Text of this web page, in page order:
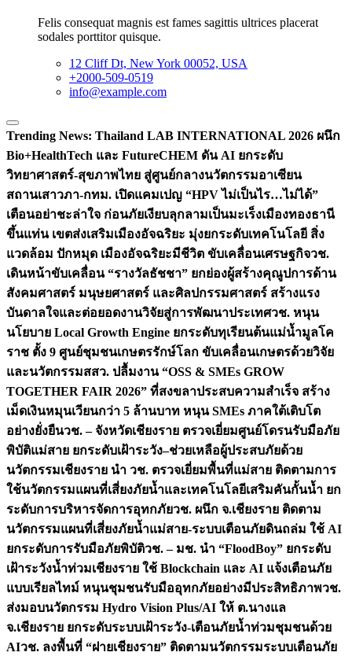
Felis consequat magnis est fames sagittis ultrices placerat
sodales porttitor quisque.
12 Cliff Dt, New York 00052, USA
+2000-509-0519
info@example.com
Trending News: Thailand LAB INTERNATIONAL 2026 ผนึก
Bio+HealthTech และ FutureCHEM ดัน AI ยกระดับ
วิทยาศาสตร์-สุขภาพไทย สู่ศูนย์กลางนวัตกรรมอาเซียน
สถานเสาวภา-กทม. เปิดแคมเปญ “HPV ไม่เป็นไร…ไม่ได้”
เตือนอย่าชะล่าใจ ก่อนภัยเงียบลุกลามเป็นมะเร็งเมืองทองธานี
ขึ้นแท่น เขตส่งเสริมเมืองอัจฉริยะ มุ่งยกระดับเทคโนโลยี สิ่ง
แวดล้อม ปักหมุด เมืองอัจฉริยะมีชีวิต ขับเคลื่อนเศรษฐกิจวช.
เดินหน้าขับเคลื่อน “รางวัลธัชชา” ยกย่องผู้สร้างคุณูปการด้าน
สังคมศาสตร์ มนุษยศาสตร์ และศิลปกรรมศาสตร์ สร้างแรง
บันดาลใจและต่อยอดงานวิจัยสู่การพัฒนาประเทศวช. หนุน
นโยบาย Local Growth Engine ยกระดับทุเรียนต้นแม่น้ำมูลโค
ราช ตั้ง 9 ศูนย์ชุมชนเกษตรรักษ์โลก ขับเคลื่อนเกษตรด้วยวิจัย
และนวัตกรรมสสว. ปลื้มงาน “OSS & SMEs GROW
TOGETHER FAIR 2026” ที่สงขลาประสบความสำเร็จ สร้าง
เม็ดเงินหมุนเวียนกว่า 5 ล้านบาท หนุน SMEs ภาคใต้เติบโต
อย่างยั่งยืนวช. – จังหวัดเชียงราย ตรวจเยี่ยมศูนย์โดรนรับมือภัย
พิบัติแม่สาย ยกระดับเฝ้าระวัง–ช่วยเหลือผู้ประสบภัยด้วย
นวัตกรรมเชียงราย นำ วช. ตรวจเยี่ยมพื้นที่แม่สาย ติดตามการ
ใช้นวัตกรรมแผนที่เสี่ยงภัยน้ำและเทคโนโลยีเสริมคันกั้นน้ำ ยก
ระดับการบริหารจัดการอุทกภัยวช. ผนึก จ.เชียงราย ติดตาม
นวัตกรรมแผนที่เสี่ยงภัยน้ำแม่สาย-ระบบเตือนภัยดินถล่ม ใช้ AI
ยกระดับการรับมือภัยพิบัติวช. – มช. นำ “FloodBoy” ยกระดับ
เฝ้าระวังน้ำท่วมเชียงราย ใช้ Blockchain และ AI แจ้งเตือนภัย
แบบเรียลไทม์ หนุนชุมชนรับมืออุทกภัยอย่างมีประสิทธิภาพวช.
ส่งมอบนวัตกรรม Hydro Vision Plus/AI ให้ ต.นางแล
จ.เชียงราย ยกระดับระบบเฝ้าระวัง-เตือนภัยน้ำท่วมชุมชนด้วย
AIวช. ลงพื้นที่ “ฝายเชียงราย” ติดตามนวัตกรรมระบบเตือนภัย